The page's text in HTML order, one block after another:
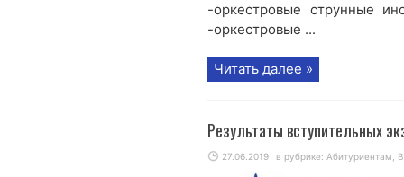
-оркестровые струнные
-оркестровые ...
Читать далее »
Результаты вступительных
27.06.2019 в рубрике: Абитуриентам,